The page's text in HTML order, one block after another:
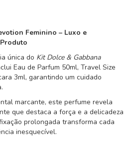
Feminino – Luxo e
única do Kit Dolce & Gabbana
Eau de Parfum 50ml, Travel Size
3ml, garantindo um cuidado
marcante, este perfume revela
que destaca a força e a delicadeza
prolongada transforma cada
inesquecível.